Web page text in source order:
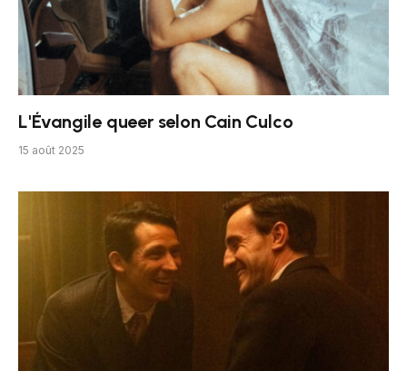
L'Évangile queer selon Cain Culco
15 août 2025